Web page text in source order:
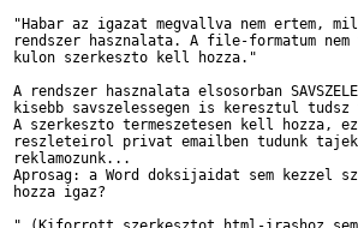
"Habar az igazat megvallva nem ertem,
rendszer hasznalata. A file-formatum
kulon szerkeszto kell hozza."
A rendszer hasznalata elsosorban
kisebb savszelessegen is keresztul
A szerkeszto termeszetesen kell hozza,
reszleteirol privat emailben tudunk
reklamozunk...
Aprosag: a Word doksijaidat sem kezzel
hozza igaz?